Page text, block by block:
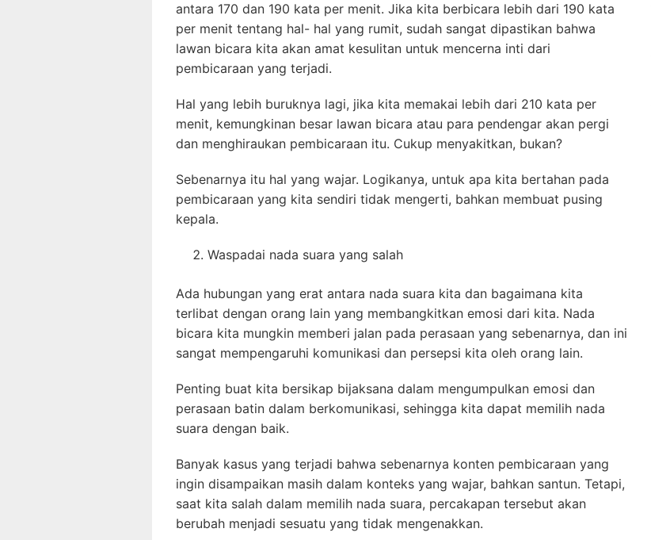
antara 170 dan 190 kata per menit. Jika kita berbicara lebih dari 190 kata
per menit tentang hal- hal yang rumit, sudah sangat dipastikan bahwa
lawan bicara kita akan amat kesulitan untuk mencerna inti dari
pembicaraan yang terjadi.
Hal yang lebih buruknya lagi, jika kita memakai lebih dari 210 kata per
menit, kemungkinan besar lawan bicara atau para pendengar akan pergi
dan menghiraukan pembicaraan itu. Cukup menyakitkan, bukan?
Sebenarnya itu hal yang wajar. Logikanya, untuk apa kita bertahan pada
pembicaraan yang kita sendiri tidak mengerti, bahkan membuat pusing
kepala.
Waspadai nada suara yang salah
Ada hubungan yang erat antara nada suara kita dan bagaimana kita
terlibat dengan orang lain yang membangkitkan emosi dari kita. Nada
bicara kita mungkin memberi jalan pada perasaan yang sebenarnya, dan ini
sangat mempengaruhi komunikasi dan persepsi kita oleh orang lain.
Penting buat kita bersikap bijaksana dalam mengumpulkan emosi dan
perasaan batin dalam berkomunikasi, sehingga kita dapat memilih nada
suara dengan baik.
Banyak kasus yang terjadi bahwa sebenarnya konten pembicaraan yang
ingin disampaikan masih dalam konteks yang wajar, bahkan santun. Tetapi,
saat kita salah dalam memilih nada suara, percakapan tersebut akan
berubah menjadi sesuatu yang tidak mengenakkan.